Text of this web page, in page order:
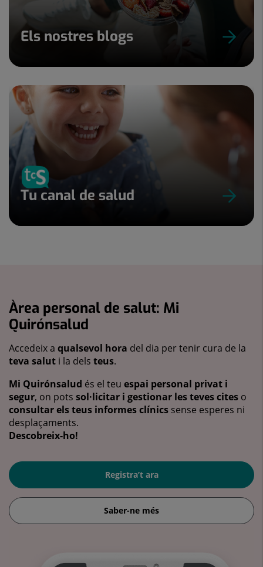
Els nostres blogs
Tu canal de salud
Àrea personal de salut: Mi
Quirónsalud
Accedeix a qualsevol hora del dia per tenir cura de la
teva salut i la dels teus.
Mi Quirónsalud és el teu espai personal privat i
segur, on pots sol·licitar i gestionar les teves cites o
consultar els teus informes clínics sense esperes ni
desplaçaments.
Descobreix-ho!
Registra’t ara
Saber-ne més